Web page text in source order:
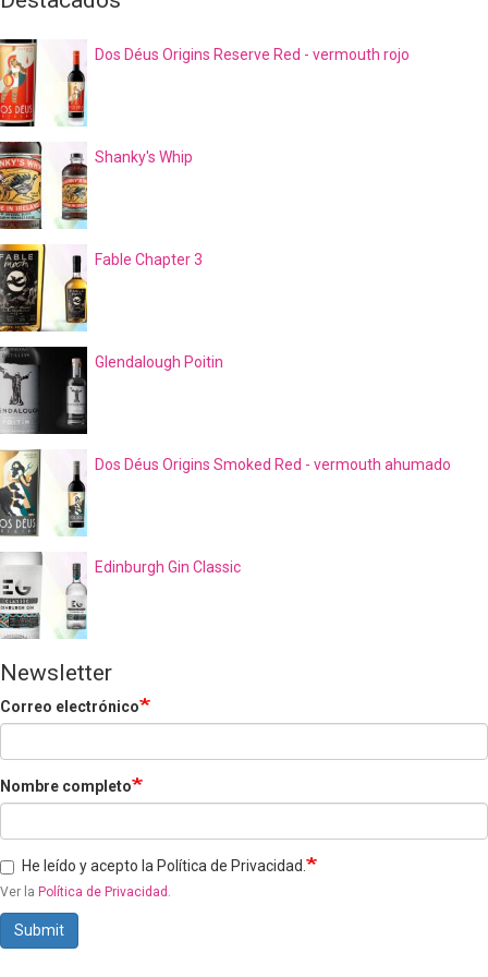
Dos Déus Origins Reserve Red - vermouth rojo
Shanky's Whip
Fable Chapter 3
Glendalough Poitin
Dos Déus Origins Smoked Red - vermouth ahumado
Edinburgh Gin Classic
Newsletter
Correo electrónico
Nombre completo
He leído y acepto la Política de Privacidad.
Ver la Política de Privacidad
Submit